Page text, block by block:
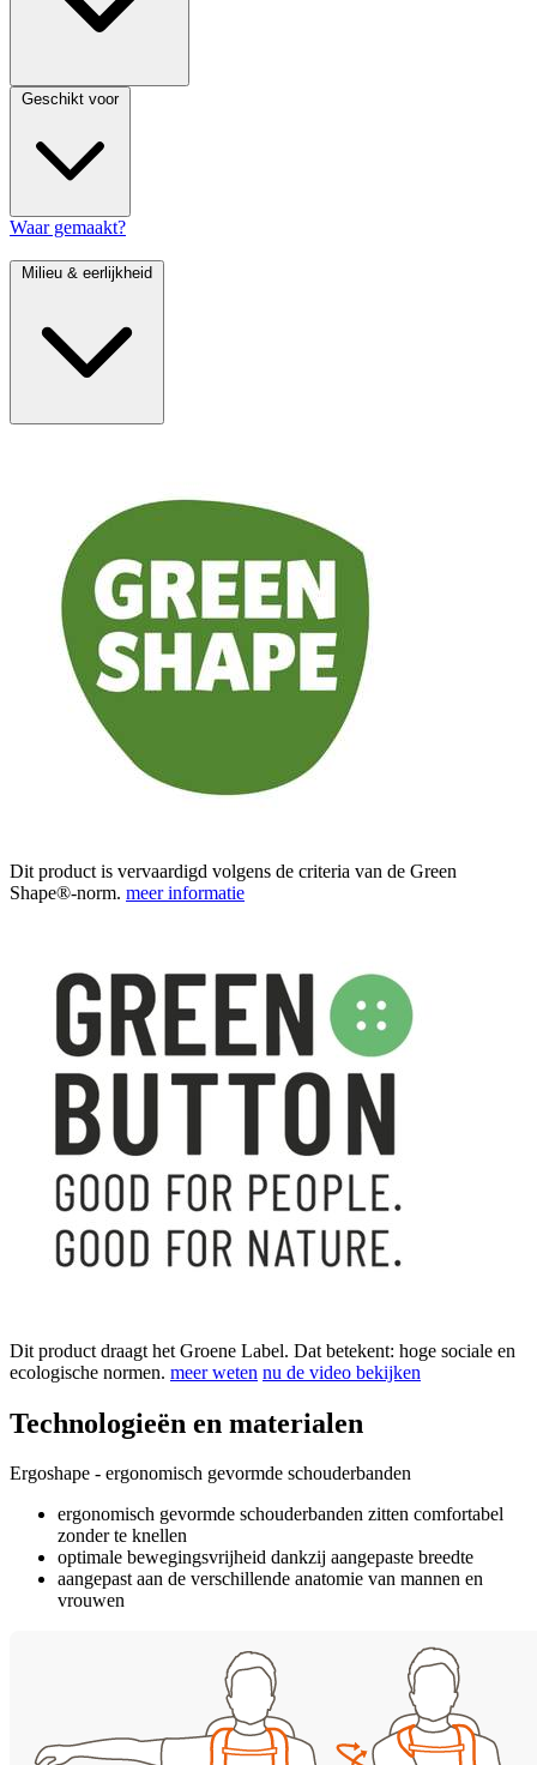
Geschikt voor
Waar gemaakt?
Milieu & eerlijkheid
Dit product is vervaardigd volgens de criteria van de Green
Shape®-norm. meer informatie
Dit product draagt het Groene Label. Dat betekent: hoge sociale en
ecologische normen. meer weten nu de video bekijken
Technologieën en materialen
Ergoshape - ergonomisch gevormde schouderbanden
ergonomisch gevormde schouderbanden zitten comfortabel
zonder te knellen
optimale bewegingsvrijheid dankzij aangepaste breedte
aangepast aan de verschillende anatomie van mannen en
vrouwen